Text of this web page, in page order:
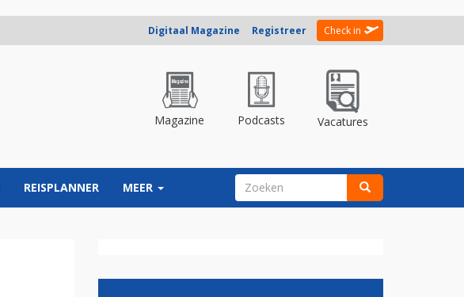
Digitaal Magazine Registreer Check in
Magazine Podcasts Vacatures
REISPLANNER MEER ZOEKVELD